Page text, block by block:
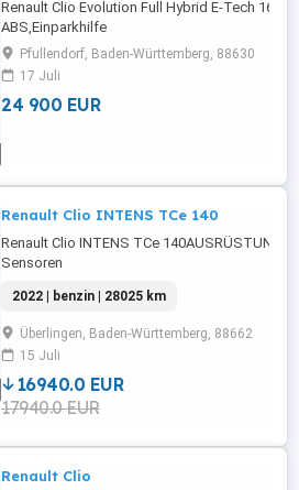
Renault Clio Evolution Full Hybrid E-Tech
ABS,Einparkhilfe
Radio,Radio,LED-
Tagfahrlicht,Elektrische
Pfullendorf, Baden-Württemberg, 88630
17 Juli
24 900 EUR
Renault Clio INTENS TCe 140
Renault Clio INTENS TCe 140AUSRÜSTUNG:
Sensoren
Radio,Radio,Servolenkung,Elektrische
CarPlay,Android ...
2022 | benzin | 28025 km
Überlingen, Baden-Württemberg, 88662
15 Juli
16940.0 EUR
17940.0 EUR
Renault Clio